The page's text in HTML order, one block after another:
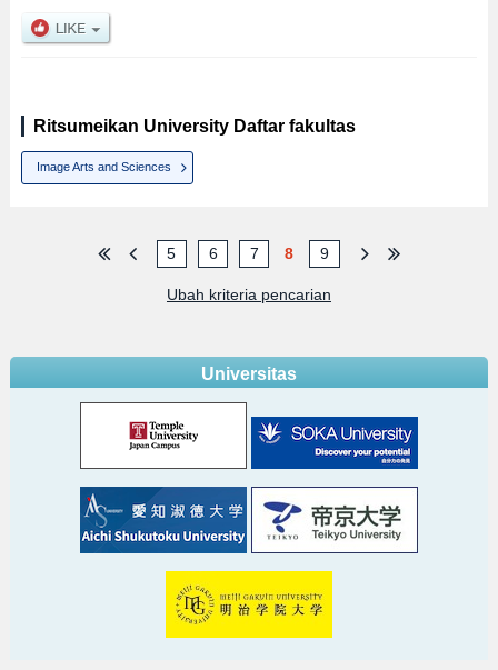
Ritsumeikan University Daftar fakultas
Image Arts and Sciences
5 6 7 8 9
Ubah kriteria pencarian
Universitas